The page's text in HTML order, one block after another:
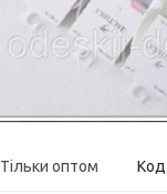
Тільки оптом Код: